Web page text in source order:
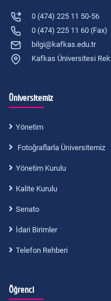
0 (474) 225 11 50-56
0 (474) 225 11 60 (Fax)
bilgi@kafkas.edu.tr
Kafkas Üniversitesi
Üniversitemiz
Yönetim
Fotoğraflarla Üniversitemiz
Yönetim Kurulu
Kalite Kurulu
Senato
İdari Birimler
Telefon Rehberi
Öğrenci